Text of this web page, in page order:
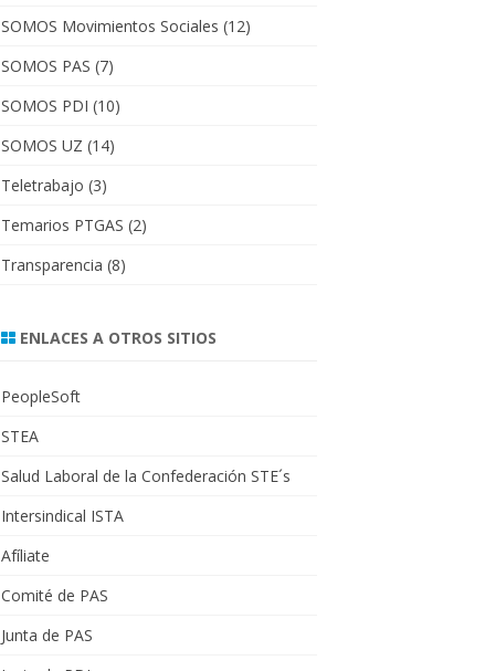
SOMOS Movimientos Sociales (12)
SOMOS PAS (7)
SOMOS PDI (10)
SOMOS UZ (14)
Teletrabajo (3)
Temarios PTGAS (2)
Transparencia (8)
ENLACES A OTROS SITIOS
PeopleSoft
STEA
Salud Laboral de la Confederación STE´s
Intersindical ISTA
Afíliate
Comité de PAS
Junta de PAS